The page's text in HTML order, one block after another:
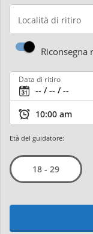
Località di ritiro
Riconsegna
Data di ritiro
Età del guidatore:
18 - 29